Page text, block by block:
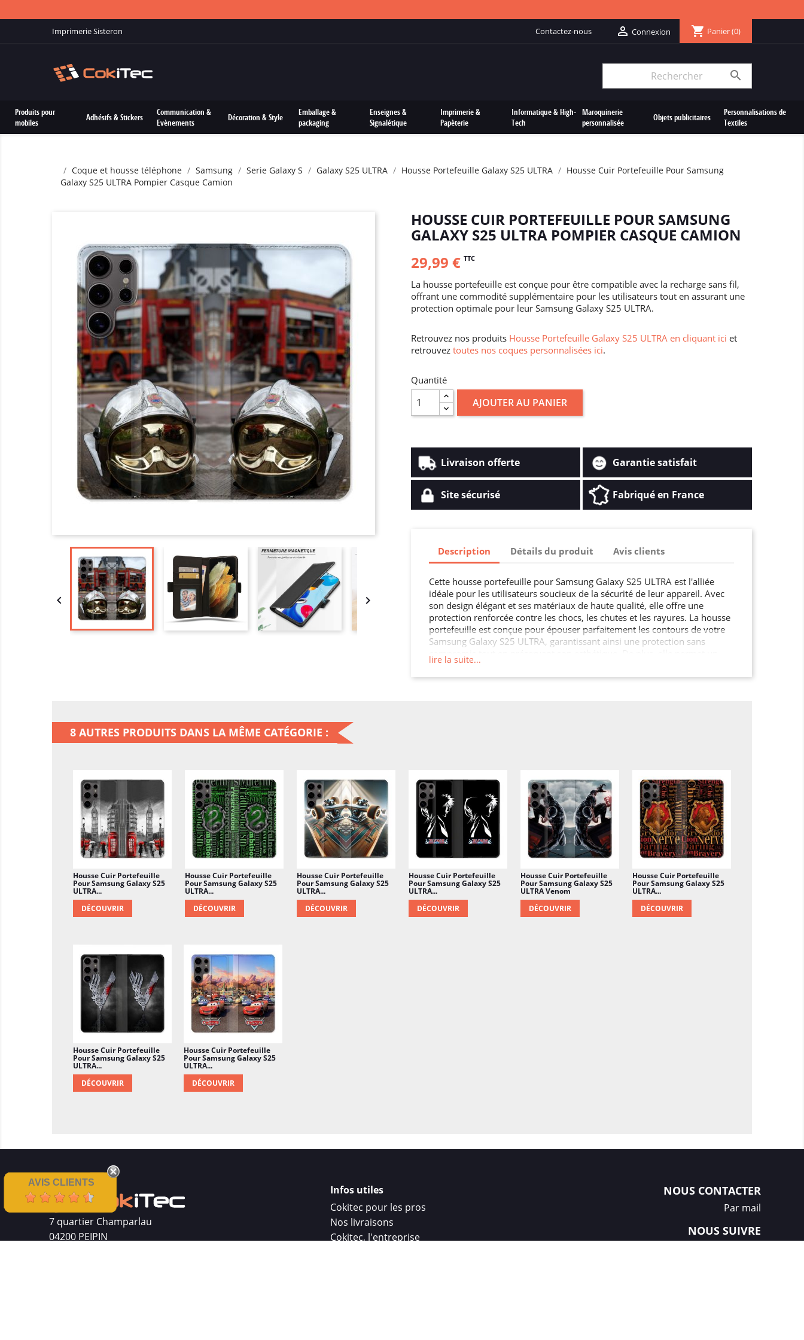
Imprimerie Sisteron Contactez-nous  Connexion shopping_cart Panier(0)

Produits pour
mobiles
Adhésifs & Stickers
Communication &
Evènements
Décoration & Style
Emballage &
packaging
Enseignes &
Signalétique
Imprimerie &
Papèterie
Informatique & High-
Tech
Maroquinerie
personnalisée
Objets publicitaires
Personnalisations de
Textiles
Coque et housse téléphone Samsung Serie Galaxy S Galaxy S25 ULTRA Housse Portefeuille Galaxy S25 ULTRA
Housse Cuir Portefeuille Pour Samsung
Galaxy S25 ULTRA Pompier Casque Camion
 
HOUSSE CUIR PORTEFEUILLE POUR SAMSUNG
GALAXY S25 ULTRA POMPIER CASQUE CAMION
29,99 € TTC
La housse portefeuille est conçue pour être compatible avec la recharge sans fil,
offrant une commodité supplémentaire pour les utilisateurs tout en assurant une
protection optimale pour leur Samsung Galaxy S25 ULTRA.
Retrouvez nos produits Housse Portefeuille Galaxy S25 ULTRA en cliquant ici et
retrouvez toutes nos coques personnalisées ici.
Quantité
AJOUTER AU PANIER
Livraison offerte Garantie satisfait
Site sécurisé Fabriqué en France
Description Détails du produit Avis clients
Cette housse portefeuille pour Samsung Galaxy S25 ULTRA est l'alliée
idéale pour les utilisateurs soucieux de la sécurité de leur appareil. Avec
son design élégant et ses matériaux de haute qualité, elle offre une
protection renforcée contre les chocs, les chutes et les rayures. La housse
portefeuille est conçue pour épouser parfaitement les contours de votre
Samsung Galaxy S25 ULTRA, garantissant ainsi une protection sans
accès facile à toutes les fonctionnalités de votre Samsung Galaxy S25
ULTRA.
lire la suite...
8 AUTRES PRODUITS DANS LA MÊME CATÉGORIE :
Housse Cuir Portefeuille
Pour Samsung Galaxy S25
ULTRA...
DÉCOUVRIR
Housse Cuir Portefeuille
Pour Samsung Galaxy S25
ULTRA...
DÉCOUVRIR
Housse Cuir Portefeuille
Pour Samsung Galaxy S25
ULTRA...
DÉCOUVRIR
Housse Cuir Portefeuille
Pour Samsung Galaxy S25
ULTRA...
DÉCOUVRIR
Housse Cuir Portefeuille
Pour Samsung Galaxy S25
ULTRA Venom
DÉCOUVRIR
Housse Cuir Portefeuille
Pour Samsung Galaxy S25
ULTRA...
DÉCOUVRIR
Housse Cuir Portefeuille
Pour Samsung Galaxy S25
ULTRA...
DÉCOUVRIR
Housse Cuir Portefeuille
Pour Samsung Galaxy S25
ULTRA...
DÉCOUVRIR
7 quartier Champarlau
04200 PEIPIN
Infos utiles
Cokitec pour les pros
Nos livraisons
Cokitec, l'entreprise
NOUS CONTACTER
Par mail
NOUS SUIVRE
AVIS CLIENTS